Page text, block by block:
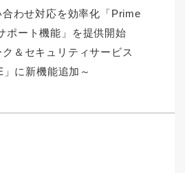
わせ対応を効率化「Prime
ポート機能」を提供開始
＆セキュリティサービス
に新機能追加～